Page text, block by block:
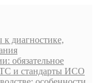
диагностике,
обязательное
ТС и стандарты ИСО